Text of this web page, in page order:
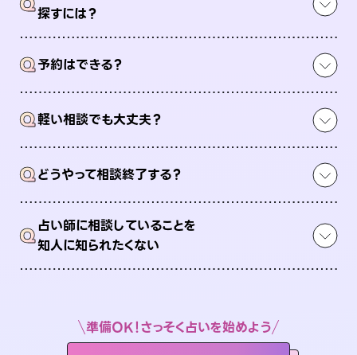
探すには？
Q予約はできる？
Q軽い相談でも大丈夫？
Qどうやって相談終了する？
Q占い師に相談していることを
知人に知られたくない
準備OK！さっそく占いを始めよう